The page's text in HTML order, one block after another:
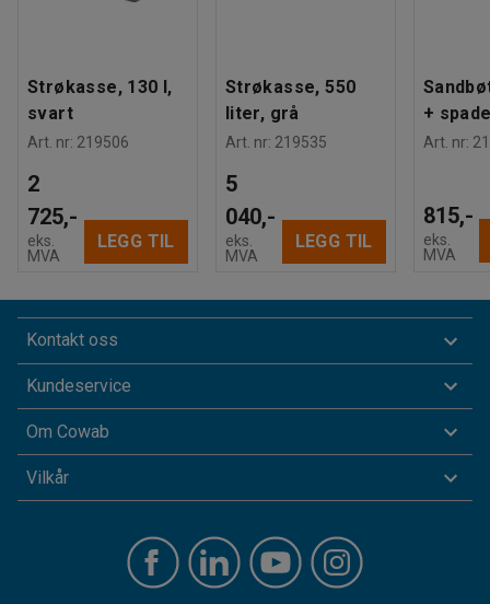
Strøkasse, 130 l,
svart
Art. nr: 219506
2
725,-
eks.
MVA
LEGG TIL
Strøkasse, 550
liter, grå
Art. nr: 219535
5
040,-
eks.
MVA
LEGG TIL
+
Art. nr:
815,-
eks.
MVA
Kontakt oss
Kundeservice
Om Cowab
Vilkår